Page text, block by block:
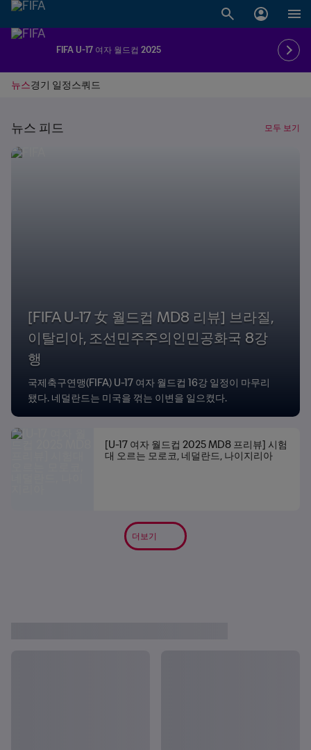
FIFA U-17 여자 월드컵 2025
뉴스경기 일정스쿼드
뉴스 피드 모두 보기
[FIFA U-17 女 월드컵 MD8 리뷰] 브라질,
이탈리아, 조선민주주의인민공화국 8강
행
국제축구연맹(FIFA) U-17 여자 월드컵 16강 일정이 마무리
됐다. 네덜란드는 미국을 꺾는 이변을 일으켰다.
[U-17 여자 월드컵 2025 MD8 프리뷰] 시험
대 오르는 모로코, 네덜란드, 나이지리아
더보기